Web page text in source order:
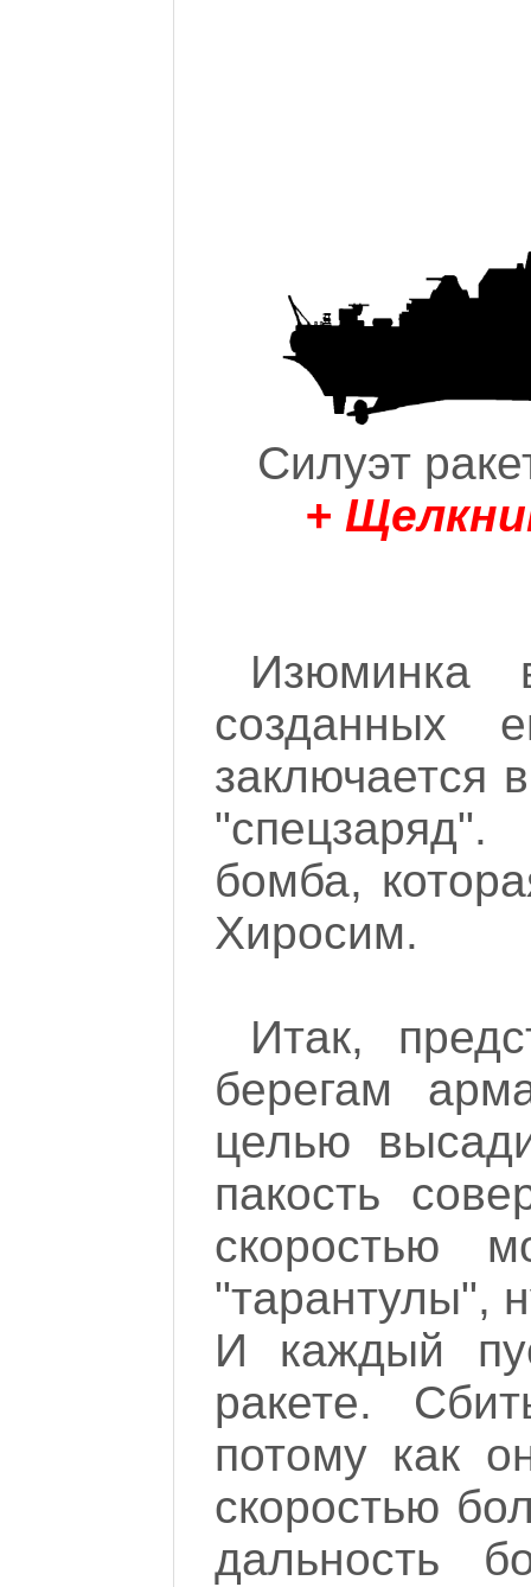
Силуэт
+
Изюминка
созданных
заключается
бомба,
Хиросим.
Итак,
берегам
целью
пакость
скоростью
"тарантулы",
И каждый
ракете.
потому как
скоростью
дальность